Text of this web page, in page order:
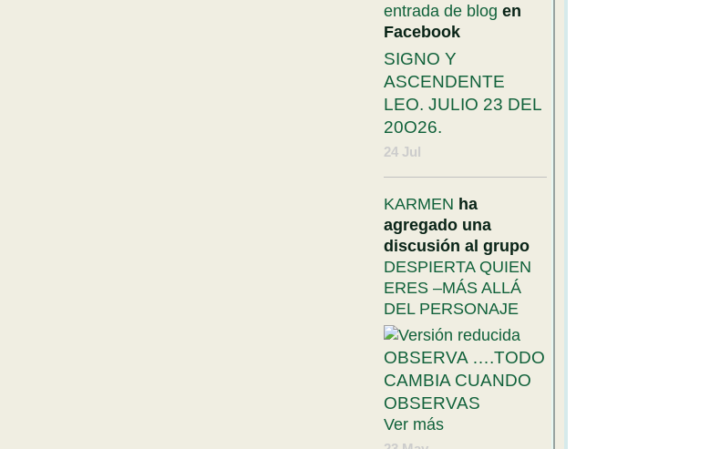
entrada de blog en
Facebook
SIGNO Y
ASCENDENTE
LEO. JULIO 23 DEL
20O26.
24 Jul
KARMEN ha
agregado una
discusión al grupo
DESPIERTA QUIEN
ERES –MÁS ALLÁ
DEL PERSONAJE
OBSERVA ….TODO
CAMBIA CUANDO
OBSERVAS
Ver más